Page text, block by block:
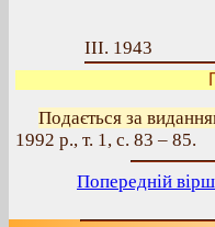
III. 1943
Подається за
1992 р., т. 1, с. 83 – 85.
Попередній вірш